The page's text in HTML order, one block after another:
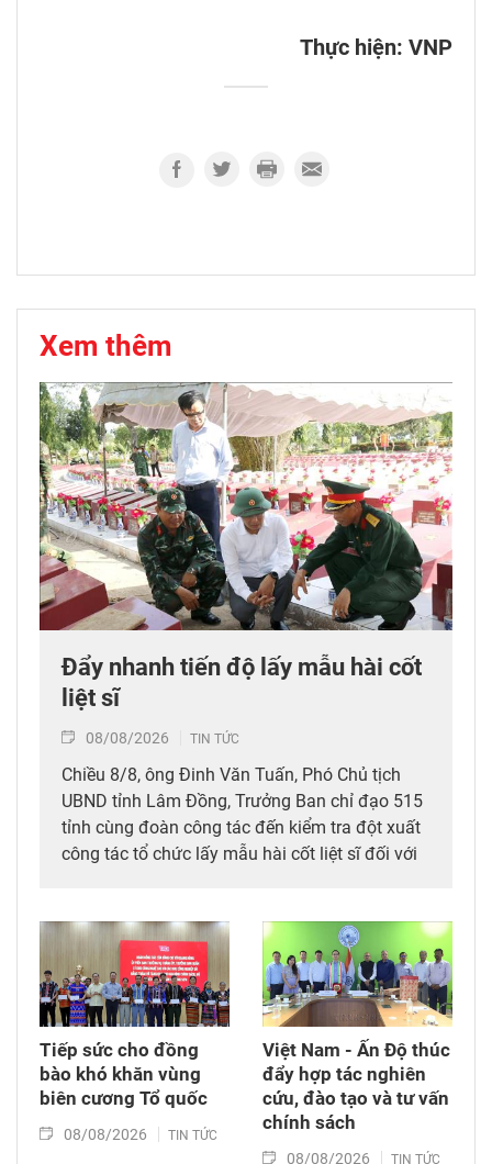
Thực hiện: VNP
Xem thêm
Đẩy nhanh tiến độ lấy mẫu hài cốt
liệt sĩ
08/08/2026 TIN TỨC
Chiều 8/8, ông Đinh Văn Tuấn, Phó Chủ tịch
UBND tỉnh Lâm Đồng, Trưởng Ban chỉ đạo 515
tỉnh cùng đoàn công tác đến kiểm tra đột xuất
công tác tổ chức lấy mẫu hài cốt liệt sĩ đối với
thời tặng quà cho cán bộ, chiến sĩ tham gia
công tác lấy mẫu tại đây.
Tiếp sức cho đồng
bào khó khăn vùng
biên cương Tổ quốc
08/08/2026 TIN TỨC
Việt Nam - Ấn Độ thúc
đẩy hợp tác nghiên
cứu, đào tạo và tư vấn
chính sách
08/08/2026 TIN TỨC